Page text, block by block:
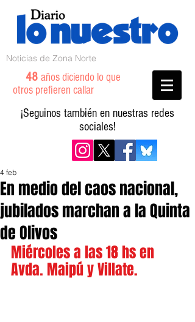
Noticias de Zona Norte
48 años diciendo lo que
otros prefieren callar
¡Seguinos también en nuestras redes
sociales!
En medio del caos nacional,
jubilados marchan a la Quinta
de Olivos
4 feb
Miércoles a las 18 hs en
Avda. Maipú y Villate.